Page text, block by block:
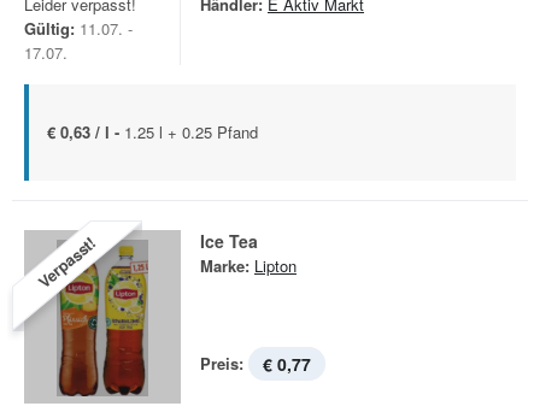
Gültig: 11.07. -
17.07.
€ 0,63 / l - 1.25 l + 0.25 Pfand
Verpasst! Ice Tea
Marke: Lipton
Preis: € 0,77